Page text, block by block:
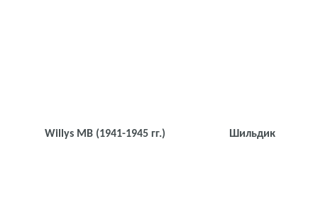
Willys MB (1941-1945 гг.) Шильдик